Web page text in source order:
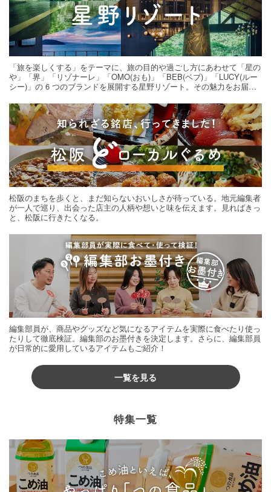
「旅を楽しくする」をテーマに、旅の目的や過ごし方にあわせて「星の
や」「界」「リゾナーレ」「OMO(おも)」「BEB(ベブ)」「LUCY(ルー
シー)」の 6 つのブランドを展開する星野リゾート。その魅力をお届け
松阪のまちを歩くと、まだ知らないおいしさが待っている。地元編集者
が一人で巡り、出会った店主の人柄や想いと味を伝えます。見ればきっ
と、松阪に行きたくなる。
編集部員が、商品やグッズなど気になるアイテムを実際に食べたり使っ
たりして徹底検証。編集部のお墨付きを決定します。さらに、編集部員
が日常的に愛用しているアイテムもご紹介！
一覧を見る
特集一覧